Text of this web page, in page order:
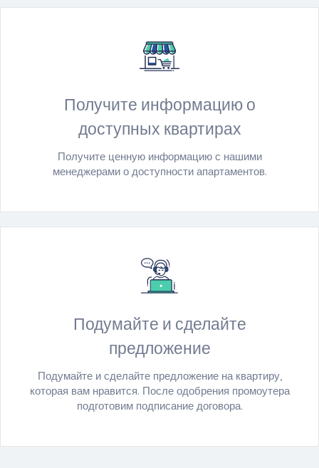
Получите информацию о
доступных квартирах
Получите ценную информацию с нашими
менеджерами о доступности апартаментов.
Подумайте и сделайте
предложение
Подумайте и сделайте предложение на квартиру,
которая вам нравится. После одобрения промоутера
подготовим подписание договора.